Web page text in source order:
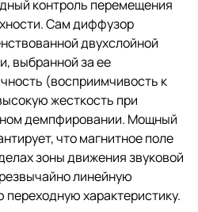
контроль перемещения
Сам диффузор
двухслойной
выбранной за ее
(восприимчивость к
жесткость при
демпфировании. Мощный
что магнитное поле
зоны движения звуковой
линейную
характеристику.